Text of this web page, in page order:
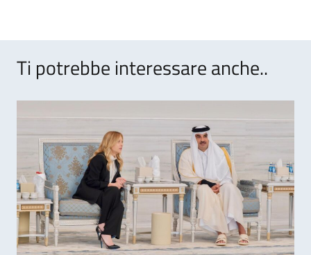
Ti potrebbe interessare anche..